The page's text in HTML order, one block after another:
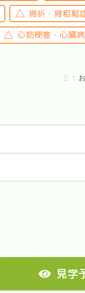
骨折・骨粗鬆
心筋梗塞・心臓
△
見学